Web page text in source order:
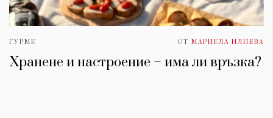
ГУРМЕ ОТ МАРИЕЛА ИЛИЕВА
Хранене и настроение – има ли връзка?